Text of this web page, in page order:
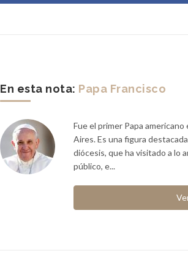
En esta nota: Papa Francisco
Fue el primer Papa
Aires. Es una figura
diócesis, que ha visitado a lo
público, e...